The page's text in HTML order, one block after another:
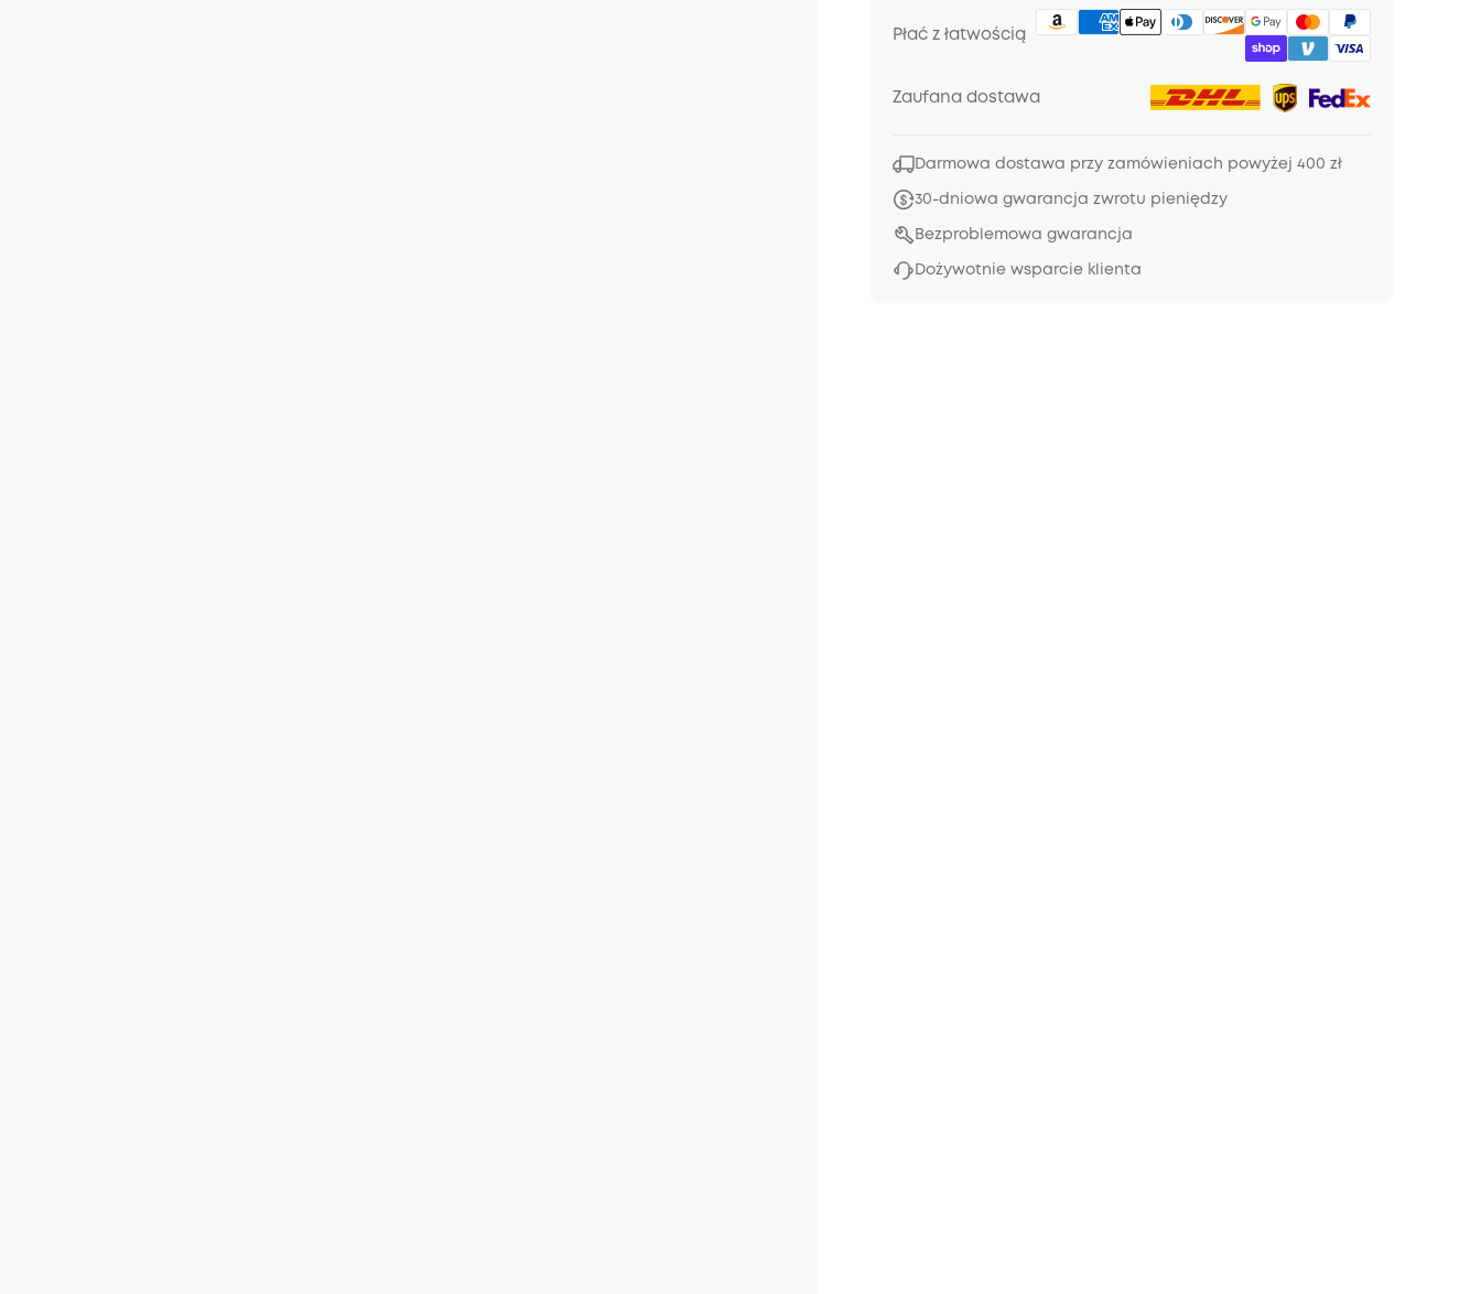
Płać z łatwością
Zaufana dostawa
Darmowa dostawa przy zamówieniach powyżej 400 zł
30-dniowa gwarancja zwrotu pieniędzy
Bezproblemowa gwarancja
Dożywotnie wsparcie klienta